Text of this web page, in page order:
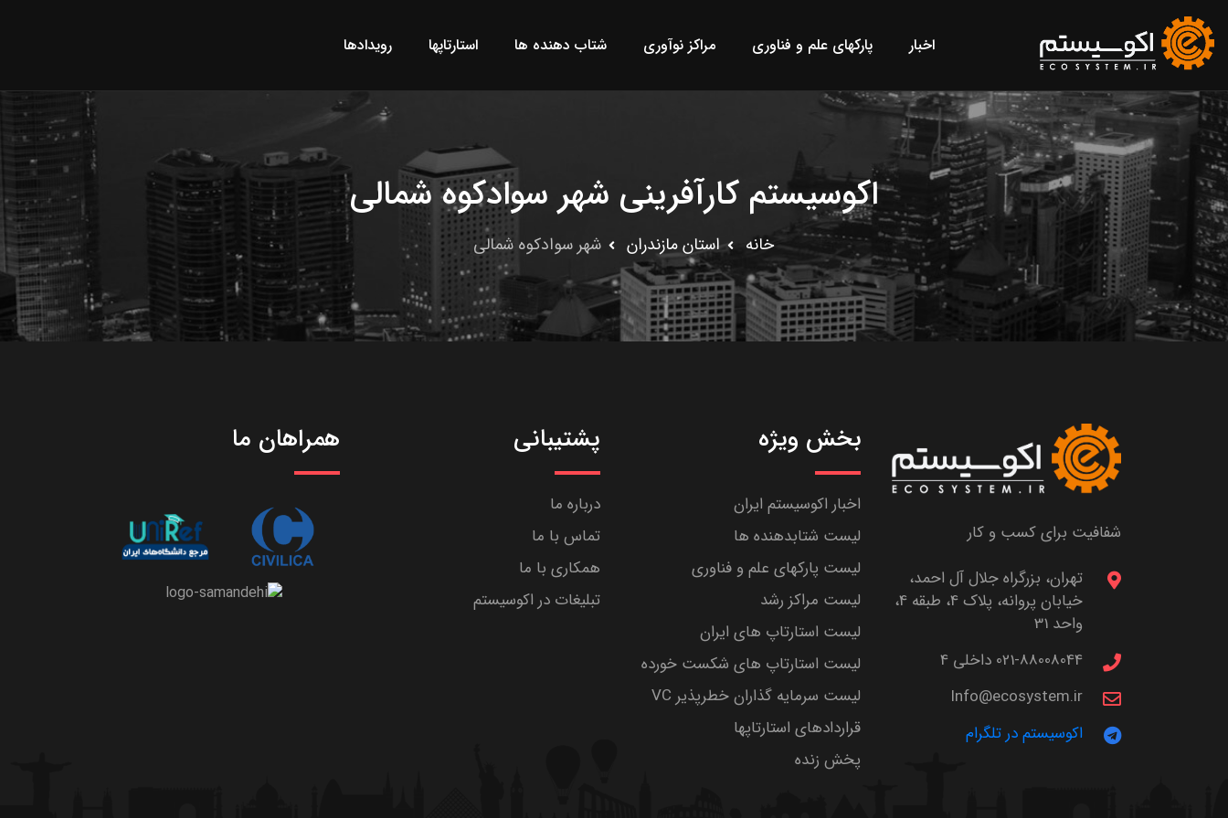
اخبار پارکهای علم و فناوری مراکز نوآوری شتاب دهنده ها استارتاپها رویدادها
اکوسیستم کارآفرینی شهر سوادکوه شمالى
خانه استان مازندران شهر سوادکوه شمالى
شفافیت برای کسب و کار
تهران، بزرگراه جلال آل احمد،
خیابان پروانه، پلاک 4، طبقه 4،
واحد 31
021-88008044 داخلی 4
Info@ecosystem.ir
اکوسیستم در تلگرام
بخش ویژه
اخبار اکوسیستم ایران
لیست شتابدهنده ها
لیست پارکهای علم و فناوری
لیست مراکز رشد
لیست استارتاپ های ایران
لیست استارتاپ های شکست خورده
لیست سرمایه گذاران خطرپذیر VC
قراردادهای استارتاپها
پخش زنده
پشتیبانی
درباره ما
تماس با ما
همکاری با ما
تبلیغات در اکوسیستم
همراهان ما